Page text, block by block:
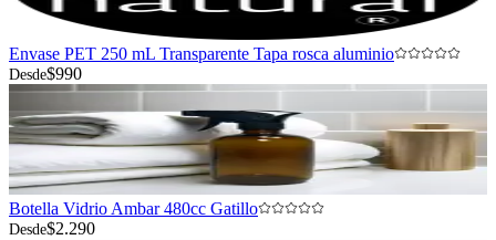
Envase PET 250 mL Transparente Tapa rosca aluminio
Desde$990
Botella Vidrio Ambar 480cc Gatillo
Desde$2.290